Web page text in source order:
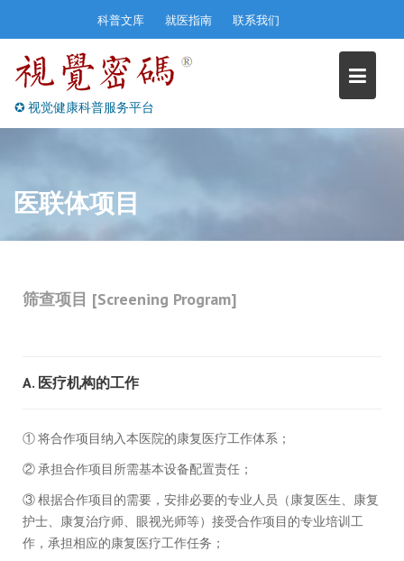
content
科普文库 就医指南 联系我们
✪ 视觉健康科普服务平台
医联体项目
筛查项目 [Screening Program]
A. 医疗机构的工作
① 将合作项目纳入本医院的康复医疗工作体系；
② 承担合作项目所需基本设备配置责任；
③ 根据合作项目的需要，安排必要的专业人员（康复医生、康复
护士、康复治疗师、眼视光师等）接受合作项目的专业培训工
作，承担相应的康复医疗工作任务；